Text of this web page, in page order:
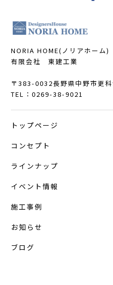
NORIA HOME(ノリアホーム)
有限会社 東建工業
〒383-0032長野県中野市更
TEL：0269-38-9021
トップページ
コンセプト
ラインナップ
イベント情報
施工事例
お知らせ
ブログ